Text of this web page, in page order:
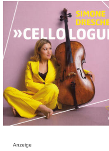
Anzeige